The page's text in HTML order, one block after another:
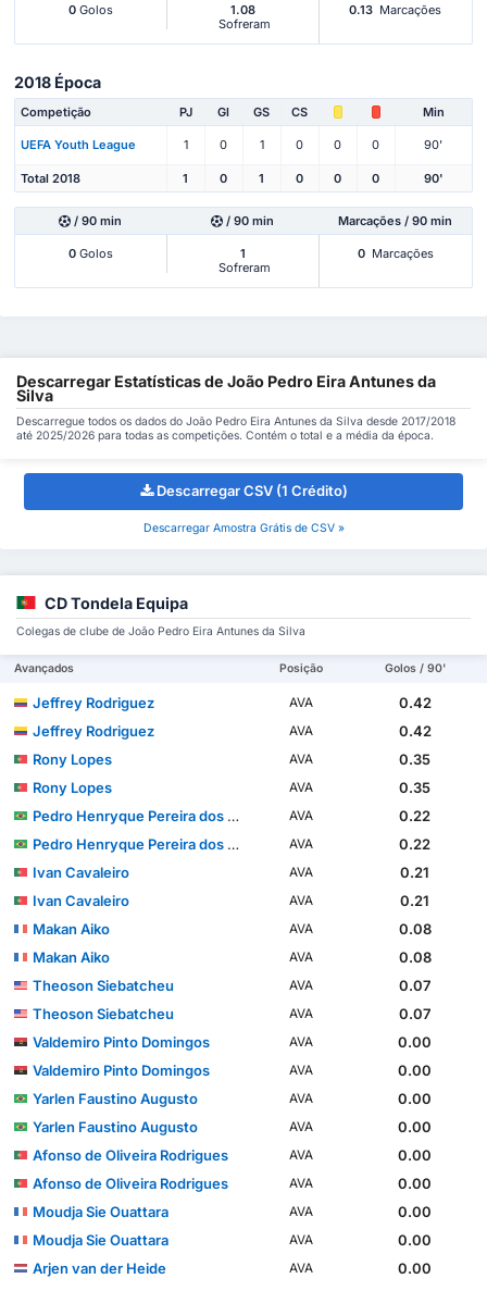
0Golos
1.08
Sofreram
0.13 Marcações
2018 Época
Competição PJ Gl GS CS Min
UEFA Youth League 1 0 1 0 0 0 90'
Total 2018 1 0 1 0 0 0 90'
/ 90 min / 90 min Marcações / 90 min
0Golos
1
Sofreram
0 Marcações
Descarregar Estatísticas de João Pedro Eira Antunes da
Silva
Descarregue todos os dados do João Pedro Eira Antunes da Silva desde 2017/2018
até 2025/2026 para todas as competições. Contém o total e a média da época.
Descarregar CSV (1 Crédito)
Descarregar Amostra Grátis de CSV »
CD Tondela Equipa
Colegas de clube de João Pedro Eira Antunes da Silva
Avançados Posição Golos / 90'
Jeffrey Rodriguez AVA
0.42
Jeffrey Rodriguez
AVA
0.42
Rony Lopes
AVA
0.35
Rony Lopes
AVA
0.35
Pedro Henryque Pereira dos Santos
AVA
0.22
Pedro Henryque Pereira dos Santos
AVA
0.22
Ivan Cavaleiro
AVA
0.21
Ivan Cavaleiro
AVA
0.21
Makan Aiko
AVA
0.08
Makan Aiko
AVA
0.08
Theoson Siebatcheu
AVA
0.07
Theoson Siebatcheu
AVA
0.07
Valdemiro Pinto Domingos
AVA
0.00
Valdemiro Pinto Domingos
AVA
0.00
Yarlen Faustino Augusto
AVA
0.00
Yarlen Faustino Augusto
AVA
0.00
Afonso de Oliveira Rodrigues
AVA
0.00
Afonso de Oliveira Rodrigues
AVA
0.00
Moudja Sie Ouattara
AVA
0.00
Moudja Sie Ouattara
AVA
0.00
Arjen van der Heide
AVA
0.00